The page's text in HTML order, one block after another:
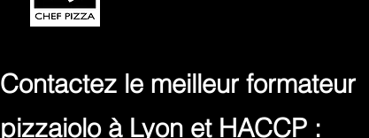
Contactez le meilleur formateur
pizzaiolo à Lyon et HACCP :